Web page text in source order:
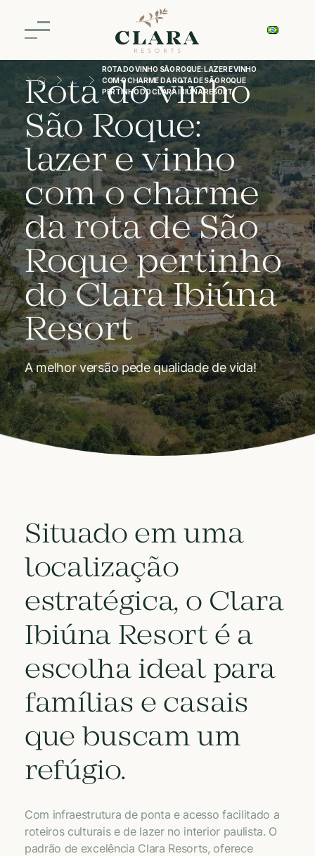
ROTA DO VINHO SÃO ROQUE: LAZER E VINHO
COM O CHARME DA ROTA DE SÃO ROQUE
PERTINHO DO CLARA IBIÚNA RESORT
Rota do vinho
São Roque:
lazer e vinho
com o charme
da rota de São
Roque pertinho
do Clara Ibiúna
Resort
A melhor versão pede qualidade de vida!
Situado em uma
localização
estratégica, o Clara
Ibiúna Resort é a
escolha ideal para
famílias e casais
que buscam um
refúgio.
Com infraestrutura de ponta e acesso facilitado a
roteiros culturais e de lazer no interior paulista. O
padrão de excelência Clara Resorts, oferece